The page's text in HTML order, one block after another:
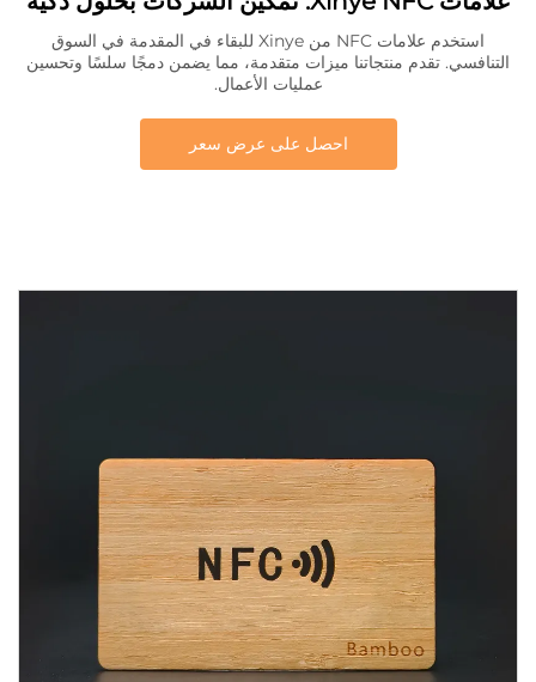
استخدم علامات NFC من Xinye للبقاء في المقدمة في السوق
التنافسي. تقدم منتجاتنا ميزات متقدمة، مما يضمن دمجًا سلسًا وتحسين
عمليات الأعمال.
احصل على عرض سعر